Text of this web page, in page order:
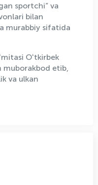
sportchi” va
bilan
murabbiy sifatida
Oʻtkirbek
muborakbod etib,
va ulkan